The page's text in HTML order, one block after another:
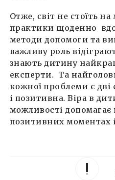
Отже, світ не стоїть на
практики щоденно
методи допомоги та
важливу роль
знають дитину
експерти. Та
кожної проблеми є
і позитивна. Віра в
можливості
позитивних моментах